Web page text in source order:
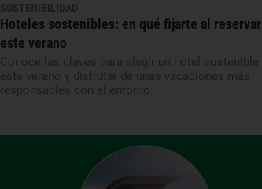
SOSTENIBILIDAD
Hoteles sostenibles: en qué fijarte al reservar
este verano
Conoce las claves para elegir un hotel sostenible
este verano y disfrutar de unas vacaciones más
responsables con el entorno